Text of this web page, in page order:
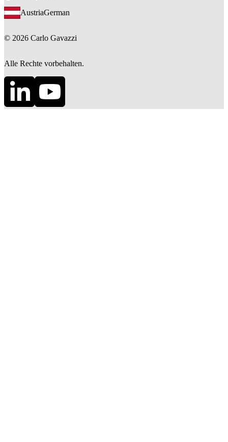
AustriaGerman
© 2026 Carlo Gavazzi
Alle Rechte vorbehalten.